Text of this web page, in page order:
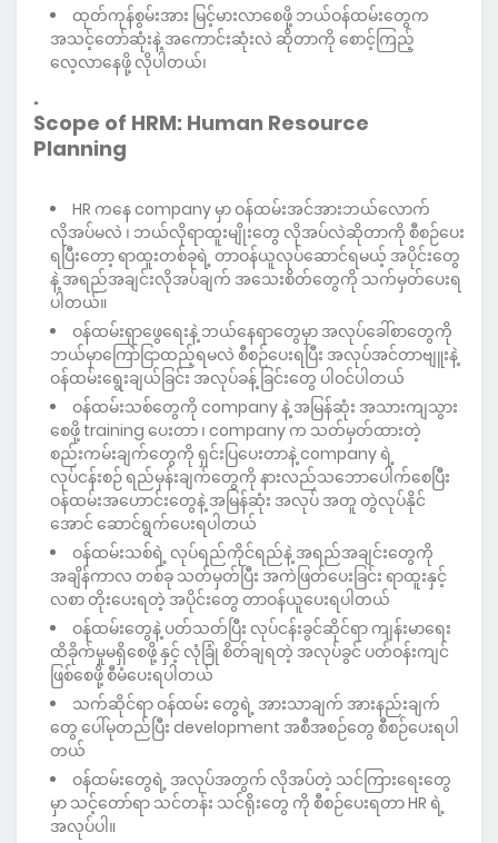
ထုတ်ကုန်စွမ်းအား မြင့်မားလာစေဖို့ ဘယ်ဝန်ထမ်းတွေက
အသင့်တော်ဆုံးနဲ့ အကောင်းဆုံးလဲ ဆိုတာကို စောင့်ကြည့်
လေ့လာနေဖို့ လိုပါတယ်၊
.
Scope of HRM: Human Resource
Planning
HR က‌နေ company မှာ ဝန်ထမ်းအင်အားဘယ်လောက်
လိုအပ်မလဲ ၊ ဘယ်လိုရာထူးမျိုးတွေ လိုအပ်လဲဆိုတာကို စီစဉ်ပေး
ရပြီးတော့ ရာထူးတစ်ခုရဲ့ တာဝန်ယူလုပ်ဆောင်ရမယ့် အပိုင်းတွေ
နဲ့ အရည်အချင်းလိုအပ်ချက် အသေးစိတ်တွေကို သက်မှတ်ပေးရ
ပါတယ်။
ဝန်ထမ်းရှာဖွေရေးနဲ့ ဘယ်နေရာတွေမှာ အလုပ်ခေါ်စာတွေကို
ဘယ်မှာကြော်ငြာထည့်ရမလဲ စီစဉ်ပေးရပြီး အလုပ်အင်တာဗျူးနဲ့
ဝန်ထမ်းရွေးချယ်ခြင်း အလုပ်ခန့် ခြင်းတွေ ပါဝင်ပါတယ်
ဝန်ထမ်းသစ်တွေကို company နဲ့ အမြန်ဆုံး အသားကျသွား
စေဖို့ training ပေးတာ ၊ company က သတ်မှတ်ထားတဲ့
စည်းကမ်းချက်တွေကို ရှင်းပြပေးတာနဲ့ company ရဲ့
လုပ်ငန်းစဉ် ရည်မှန်းချက်တွေကို နားလည်သဘောပေါက်စေပြီး
ဝန်ထမ်းအဟောင်းတွေနဲ့ အမြန်ဆုံး အလုပ် အတူ တွဲလုပ်နိုင်
အောင် ဆောင်ရွက်ပေးရပါတယ်
ဝန်ထမ်းသစ်ရဲ့ လုပ်ရည်ကိုင်ရည်နဲ့ အရည်အချင်းတွေကို
အချိန်ကာလ တစ်ခု သတ်မှတ်ပြီး အကဲဖြတ်ပေးခြင်း ရာထူးနှင့်
လစာ တိုးပေးရတဲ့ အပိုင်းတွေ တာဝန်ယူပေးရပါတယ်
ဝန်ထမ်းတွေနဲ့ ပတ်သတ်ပြီး လုပ်ငန်းခွင်ဆိုင်ရာ ကျန်းမာ‌ရေး
ထိခိုက်မှုမရှိစေဖို့ နှင့် လုံခြုံ စိတ်ချရတဲ့ အလုပ်ခွင် ပတ်ဝန်းကျင်
‌ဖြစ်စေဖို့ စီမံပေးရပါတယ်
သက်ဆိုင်ရာ ဝန်ထမ်း တွေရဲ့ အားသာချက် အားနည်းချက်
တွေ ပေါ်မုတည်ပြီး development အစီအစဉ်တွေ စီစဉ်ပေးရပါ
တယ်
ဝန်ထမ်းတွေရဲ့ အလုပ်အတွက် လိုအပ်တဲ့ သင်ကြားရေးတွေ
မှာ သင့်တော်ရာ သင်တန်း သင်ရိုးတွေ ကို စီစဉ်ပေးရတာ HR ရဲ့
အလုပ်ပါ။